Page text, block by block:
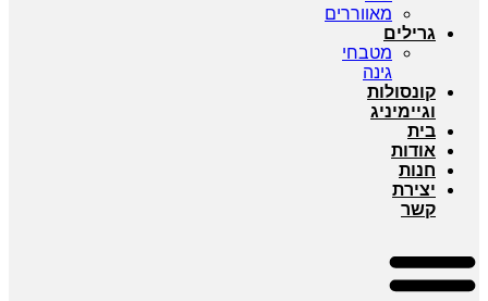
מאווררים
גרילים
מטבחי
גינה
קונסולות
וגיימיניג
בית
אודות
חנות
יצירת
קשר